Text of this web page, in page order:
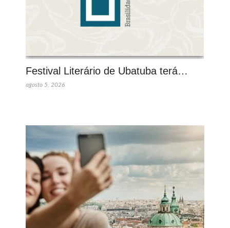
Festival Literário de Ubatuba terá…
agosto 5, 2026